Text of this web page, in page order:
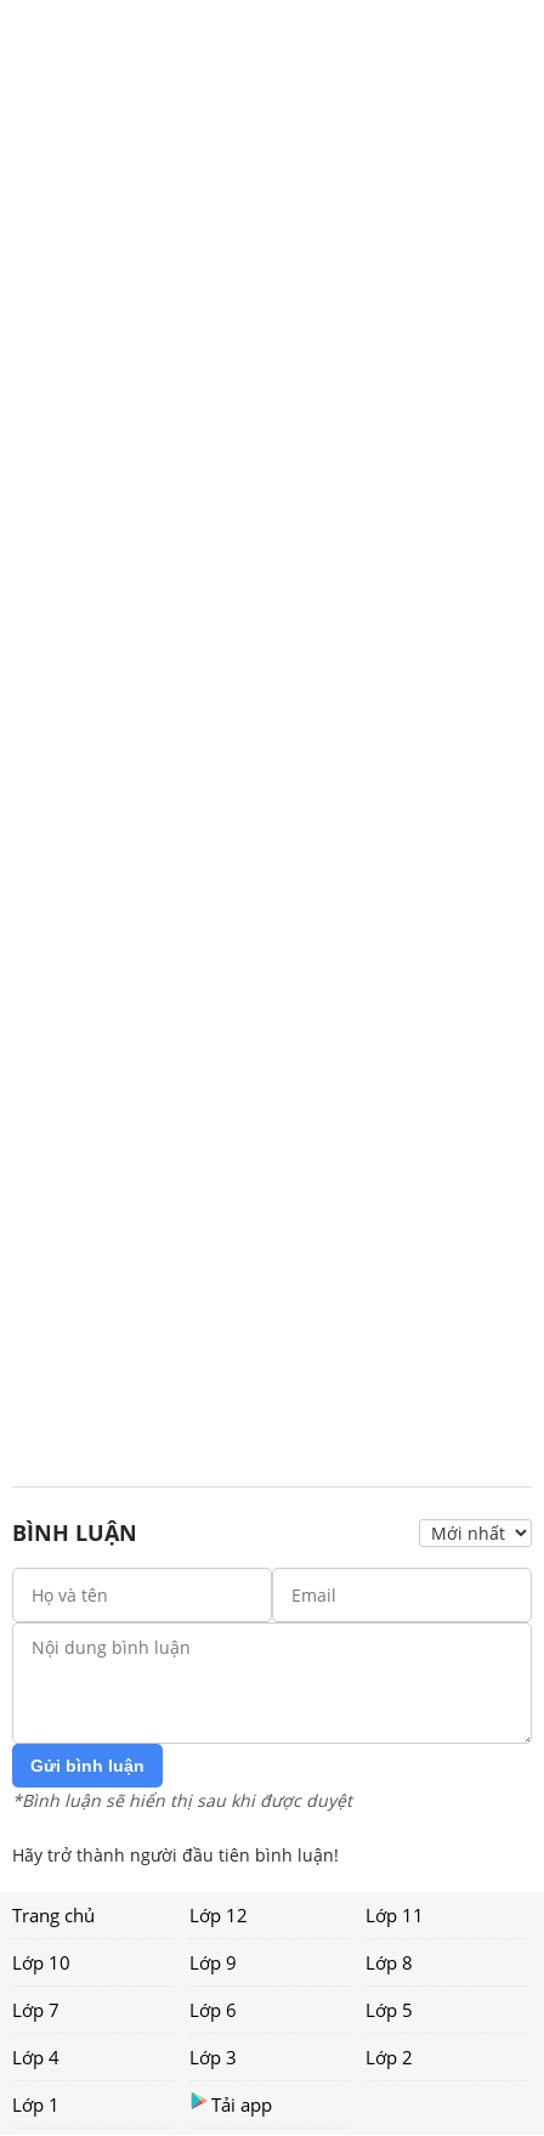
BÌNH LUẬN
Gửi bình luận
*Bình luận sẽ hiển thị sau khi được duyệt
Hãy trở thành người đầu tiên bình luận!
Trang chủ Lớp 12
Lớp 11
Lớp 10
Lớp 9
Lớp 8
Lớp 7
Lớp 6
Lớp 5
Lớp 4
Lớp 3
Lớp 2
Lớp 1
Tải app